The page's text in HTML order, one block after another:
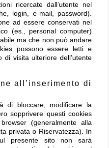
ricercate dall’utente nel
login, e-mail, password).
ad essere conservati nel
(es., personal computer)
ma che non può andare
possono essere letti e
di visita ulteriore dell’utente
all’inserimento di
di bloccare, modificare la
sopprivere questi cookies
(generalmente alla
privata o Riservatezza). In
presente sito non sarà